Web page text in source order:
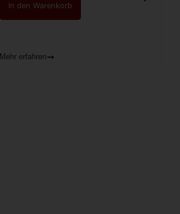
In den Warenkorb
Mehr erfahren